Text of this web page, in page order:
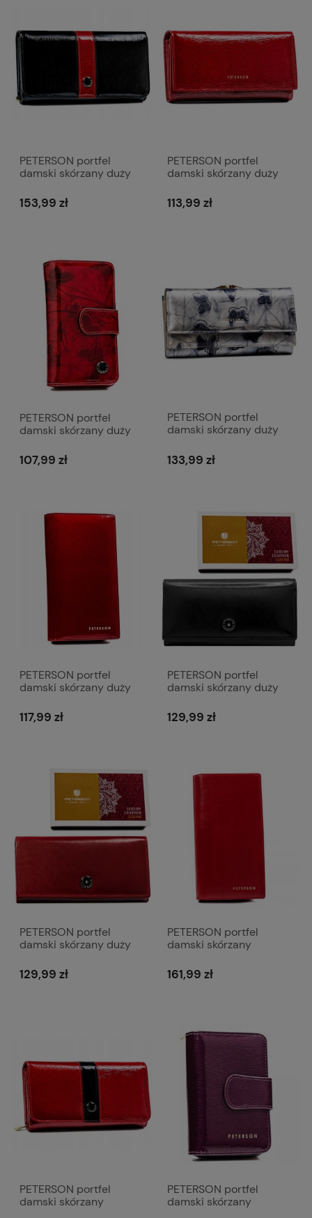
PETERSON portfel
damski skórzany duży
153,99 zł
PETERSON portfel
damski skórzany duży
P216 czerwony
113,99 zł
PETERSON portfel
damski skórzany duży
suwakiem P227
czerwony
107,99 zł
PETERSON portfel
damski skórzany duży
P188 srebrny
133,99 zł
PETERSON portfel
damski skórzany duży
P212 czerwony
117,99 zł
PETERSON portfel
damski skórzany duży
suwakiem P256 czarny
129,99 zł
PETERSON portfel
damski skórzany duży
suwakiem P256
czerwony
129,99 zł
PETERSON portfel
damski skórzany
matowy z suwakiem
P173 czerwony
161,99 zł
PETERSON portfel
damski skórzany
PETERSON portfel
damski skórzany